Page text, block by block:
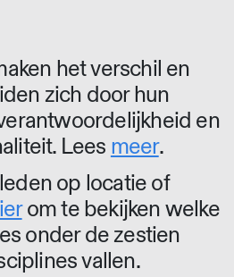
het verschil en
zich door hun
en
Lees meer.
op locatie of
om te bekijken welke
onder de zestien
vallen.